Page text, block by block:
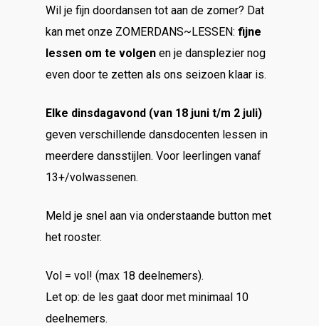
Wil je fijn doordansen tot aan de zomer? Dat
kan met onze ZOMERDANS~LESSEN: fijne
lessen om te volgen en je dansplezier nog
even door te zetten als ons seizoen klaar is.
Elke dinsdagavond (van 18 juni t/m 2 juli)
geven verschillende dansdocenten lessen in
meerdere dansstijlen. Voor leerlingen vanaf
13+/volwassenen.
Meld je snel aan via onderstaande button met
het rooster.
Vol = vol! (max 18 deelnemers).
Let op: de les gaat door met minimaal 10
deelnemers.